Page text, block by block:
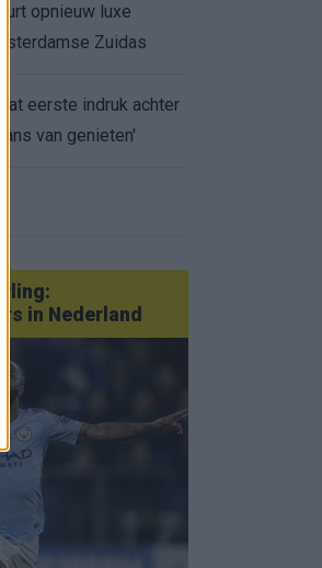
opnieuw luxe
Zuidas
eerste indruk achter
van genieten'
in Nederland